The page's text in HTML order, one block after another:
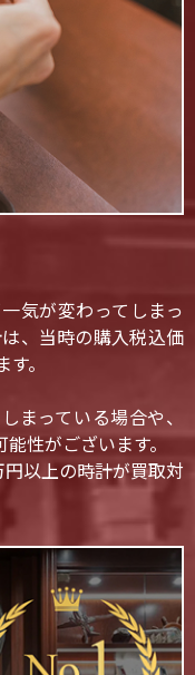
気が変わってしまっ
、当時の購入税込価
。
まっている場合や、
性がございます。
以上の時計が買取対